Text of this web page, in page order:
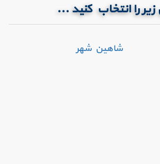
را انتخاب کنید ...
شاهین شهر